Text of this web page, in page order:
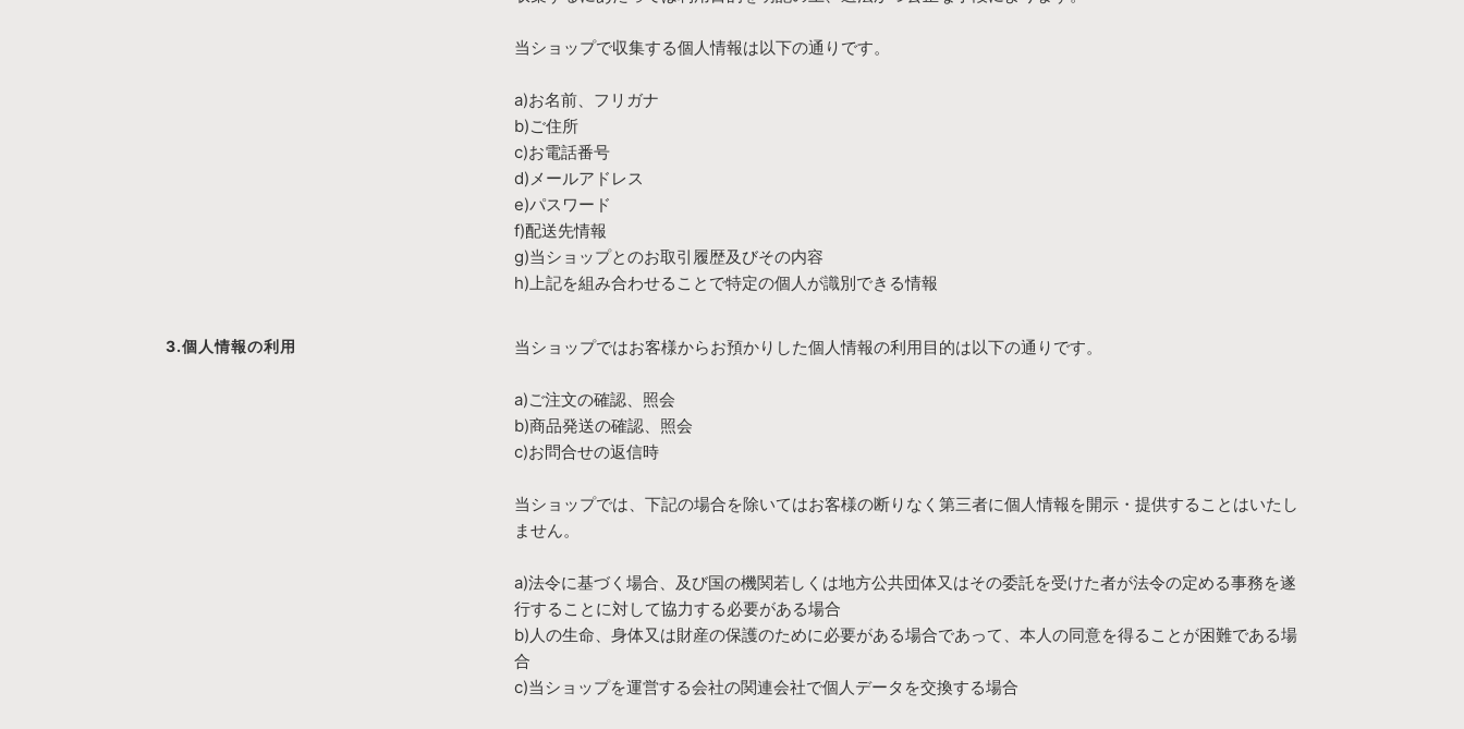
当ショップで収集する個人情報は以下の通りです。
a)お名前、フリガナ
b)ご住所
c)お電話番号
d)メールアドレス
e)パスワード
f)配送先情報
g)当ショップとのお取引履歴及びその内容
h)上記を組み合わせることで特定の個人が識別できる情報
3.個人情報の利用 当ショップではお客様からお預かりした個人情報の利用目的は以下の通りです。
a)ご注文の確認、照会
b)商品発送の確認、照会
c)お問合せの返信時
当ショップでは、下記の場合を除いてはお客様の断りなく第三者に個人情報を開示・提供することはいたし
ません。
a)法令に基づく場合、及び国の機関若しくは地方公共団体又はその委託を受けた者が法令の定める事務を遂
行することに対して協力する必要がある場合
b)人の生命、身体又は財産の保護のために必要がある場合であって、本人の同意を得ることが困難である場
合
c)当ショップを運営する会社の関連会社で個人データを交換する場合